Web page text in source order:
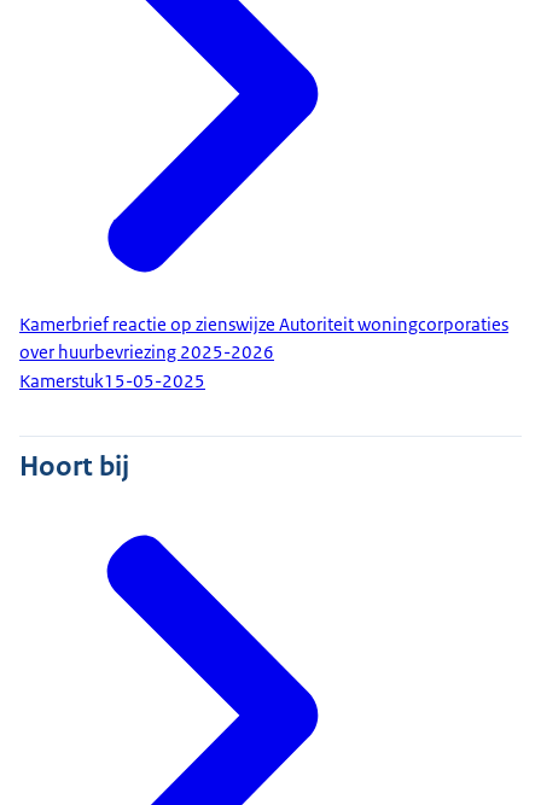
Kamerbrief reactie op zienswijze Autoriteit woningcorporaties
over huurbevriezing 2025-2026
Kamerstuk15-05-2025
Hoort bij